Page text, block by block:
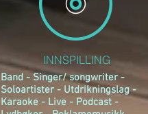
INNSPILLING
Band - Singer/ songwriter -
Soloartister - Utdrikningslag -
Karaoke - Live - Podcast -